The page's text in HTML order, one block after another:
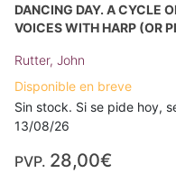
DANCING DAY. A CYCLE
VOICES WITH HARP (OR
Rutter, John
Disponible en breve
Sin stock. Si se pide hoy,
13/08/26
PVP. 28,00€